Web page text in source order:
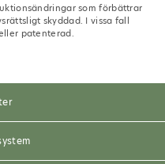
som förbättrar
skyddad. I vissa fall
patenterad.